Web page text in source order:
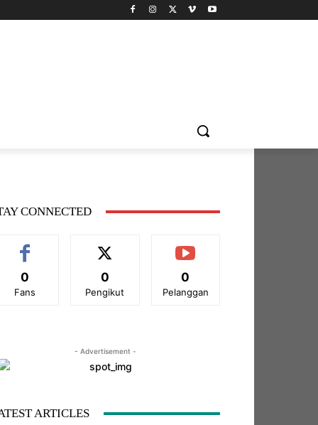
CONNECTED
0
Fans
0
Pengikut
0
Pelanggan
- Advertisement -
ARTICLES